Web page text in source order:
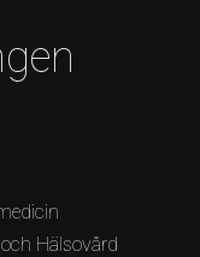
Hälsovård